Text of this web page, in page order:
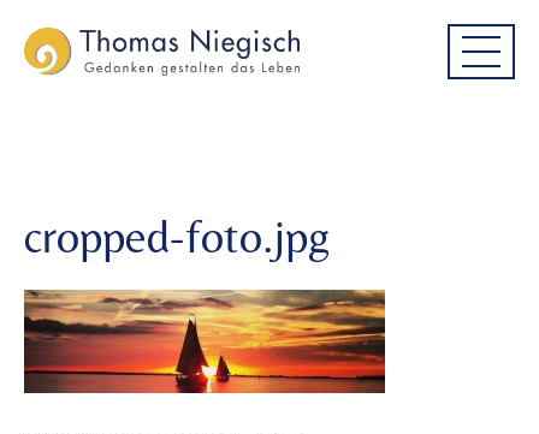
to
to
cropped-foto.jpg
cropped-foto.jpg